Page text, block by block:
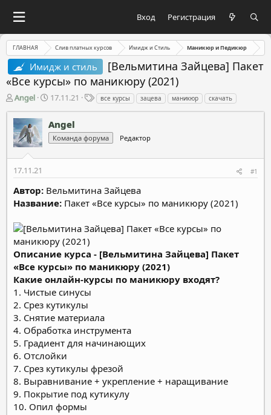
Вход Регистрация
ГЛАВНАЯ Слив платных курсов Имидж и Стиль Маникюр и Педикюр
Имидж и стиль
[Вельмитина Зайцева] Пакет
«Все курсы» по маникюру (2021)
А
т
о
р
е
м
Angel
Д
а
н
ч
а
17.11.21
Т
и
все курсы зацева маникюр скачать
Angel
Команда форума Редактор
17.11.21 #1
Автор: Вельмитина Зайцева
Название: Пакет «Все курсы» по маникюру (2021)
Описание курса - [Вельмитина Зайцева] Пакет
«Все курсы» по маникюру (2021)
Какие онлайн-курсы по маникюру входят?
1. Чистые синусы
2. Срез кутикулы
3. Снятие материала
4. Обработка инструмента
5. Градиент для начинающих
6. Отслойки
7. Срез кутикулы фрезой
8. Выравнивание + укрепление + наращивание
9. Покрытие под кутикулу
10. Опил формы